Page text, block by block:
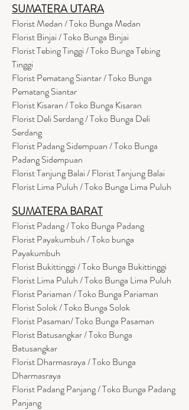
SUMATERA UTARA
Florist Medan / Toko Bunga Medan
Florist Binjai / Toko Bunga Binjai
Florist Tebing Tinggi / Toko Bunga Tebing
Tinggi
Florist Pematang Siantar / Toko Bunga
Pematang Siantar
Florist Kisaran / Toko Bunga Kisaran
Florist Deli Serdang / Toko Bunga Deli
Serdang
Florist Padang Sidempuan / Toko Bunga
Padang Sidempuan
Florist Tanjung Balai / Florist Tanjung Balai
Florist Lima Puluh / Toko Bunga Lima Puluh
SUMATERA BARAT
Florist Padang / Toko Bunga Padang
Florist Payakumbuh / Toko bunga
Payakumbuh
Florist Bukittinggi / Toko Bunga Bukittinggi
Florist Lima Puluh / Toko Bunga Lima Puluh
Florist Pariaman / Toko Bunga Pariaman
Florist Solok / Toko Bunga Solok
Florist Pasaman/ Toko Bunga Pasaman
Florist Batusangkar / Toko Bunga
Batusangkar
Florist Dharmasraya / Toko Bunga
Dharmasraya
Florist Padang Panjang / Toko Bunga Padang
Panjang